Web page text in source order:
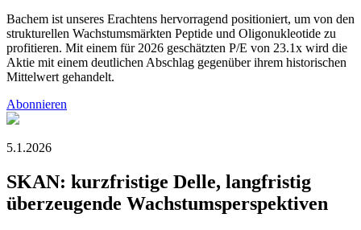
Bachem ist unseres Erachtens hervorragend positioniert, um von den
strukturellen Wachstumsmärkten Peptide und Oligonukleotide zu
profitieren. Mit einem für 2026 geschätzten P/E von 23.1x wird die
Aktie mit einem deutlichen Abschlag gegenüber ihrem historischen
Mittelwert gehandelt.
Abonnieren
5.1.2026
SKAN: kurzfristige Delle, langfristig
überzeugende Wachstumsperspektiven